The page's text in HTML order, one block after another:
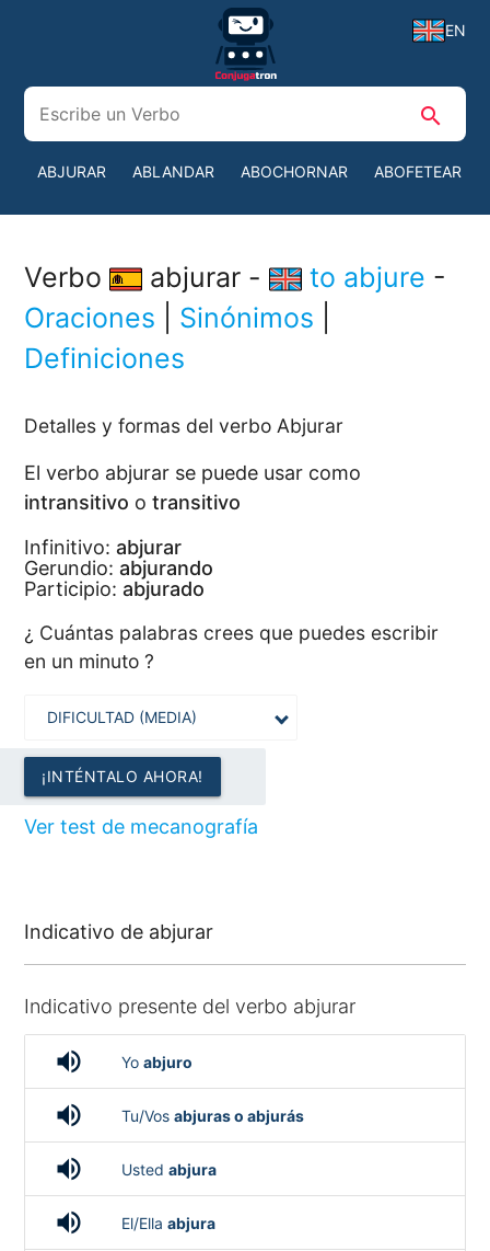
EN
search
ABJURAR ABLANDAR ABOCHORNAR ABOFETEAR
Verbo abjurar - to abjure -
Oraciones
Sinónimos
Definiciones
Detalles y formas del verbo Abjurar
El verbo abjurar se puede usar como
intransitivo otransitivo
Infinitivo:abjurar
Gerundio:abjurando
Participio:abjurado
¿ Cuántas palabras crees que puedes escribir
en un minuto ?
¡INTÉNTALO AHORA!
Ver test de mecanografía
Indicativo de abjurar
Indicativo presente del verbo abjurar
volume_up Yo abjuro
volume_up Tu/Vos abjuras o abjurás
volume_up Usted abjura
volume_up El/Ella abjura